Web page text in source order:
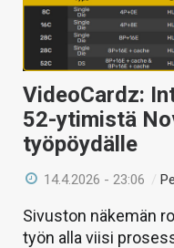
HINTA.FI
KAUPPA
VAIHDA TEEMA
VideoCardz:
52-ytimistä
työpöydälle
14.4.2026 - 23:06 /
Sivuston näkemän
työn alla viisi